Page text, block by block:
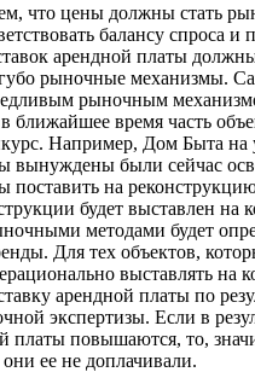
что цены должны стать
балансу спроса и
арендной платы
рыночные механизмы.
рыночным
ближайшее время часть
Например, Дом Быта на
вынуждены были сейчас
поставить на
будет выставлен на
методами будет
Для тех объектов,
выставлять на
арендной платы по
экспертизы. Если в
платы повышаются, то,
ее не доплачивали.